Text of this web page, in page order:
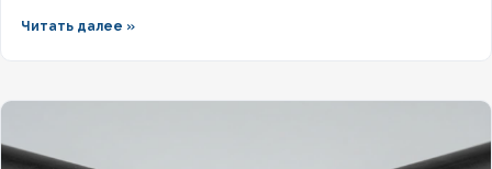
индексом LS отличается от базовой? Разберём полную
подземной прокладки.
Читать далее »